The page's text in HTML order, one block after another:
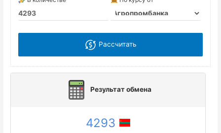
Рассчитать
Результат обмена
4293